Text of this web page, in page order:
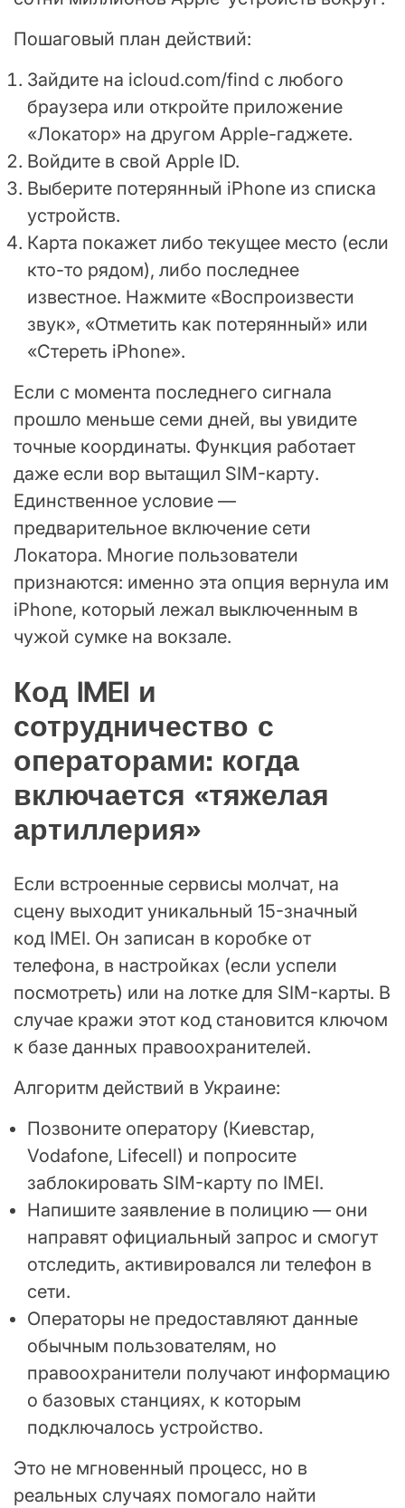
Пошаговый план действий:
Зайдите на icloud.com/find с любого
браузера или откройте приложение
«Локатор» на другом Apple-гаджете.
Войдите в свой Apple ID.
Выберите потерянный iPhone из списка
устройств.
Карта покажет либо текущее место (если
кто-то рядом), либо последнее
известное. Нажмите «Воспроизвести
звук», «Отметить как потерянный» или
«Стереть iPhone».
Если с момента последнего сигнала
прошло меньше семи дней, вы увидите
точные координаты. Функция работает
даже если вор вытащил SIM-карту.
Единственное условие —
предварительное включение сети
Локатора. Многие пользователи
признаются: именно эта опция вернула им
iPhone, который лежал выключенным в
чужой сумке на вокзале.
Код IMEI и
сотрудничество с
операторами: когда
включается «тяжелая
артиллерия»
Если встроенные сервисы молчат, на
сцену выходит уникальный 15-значный
код IMEI. Он записан в коробке от
телефона, в настройках (если успели
посмотреть) или на лотке для SIM-карты. В
случае кражи этот код становится ключом
к базе данных правоохранителей.
Алгоритм действий в Украине:
Позвоните оператору (Киевстар,
Vodafone, Lifecell) и попросите
заблокировать SIM-карту по IMEI.
Напишите заявление в полицию — они
направят официальный запрос и смогут
отследить, активировался ли телефон в
сети.
Операторы не предоставляют данные
обычным пользователям, но
правоохранители получают информацию
о базовых станциях, к которым
подключалось устройство.
Это не мгновенный процесс, но в
реальных случаях помогало найти